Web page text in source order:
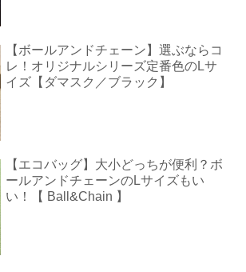
【ボールアンドチェーン】選ぶならコ
レ！オリジナルシリーズ定番色のLサ
イズ【ダマスク／ブラック】
【エコバッグ】大小どっちが便利？ボ
ールアンドチェーンのLサイズもい
い！【 Ball&Chain 】